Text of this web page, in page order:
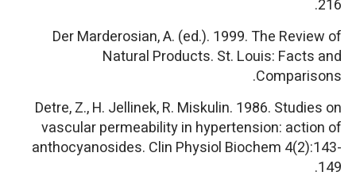
216.
Der Marderosian, A. (ed.). 1999. The Review of
Natural Products. St. Louis: Facts and
Comparisons.
Detre, Z., H. Jellinek, R. Miskulin. 1986. Studies on
vascular permeability in hypertension: action of
anthocyanosides. Clin Physiol Biochem 4(2):143-
149.